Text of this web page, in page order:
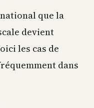
que la
devient
les cas de
dans